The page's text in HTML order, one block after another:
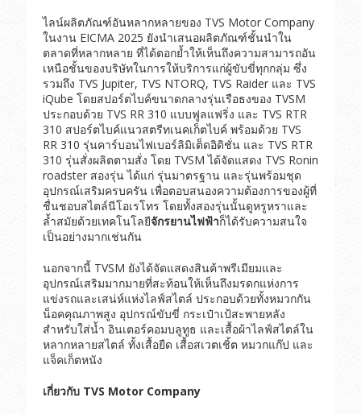
ไลน์ผลิตภัณฑ์อันหลากหลายของ TVS Motor Company
ในงาน EICMA 2025 ยังนำเสนอผลิตภัณฑ์ชั้นนำใน
ตลาดที่หลากหลาย ที่ได้ตอกย้ำให้เห็นถึงความสามารถอัน
เหนือชั้นของบริษัทในการให้บริการแก่ผู้ขับขี่ทุกกลุ่ม ซึ่ง
รวมถึง TVS Jupiter, TVS NTORQ, TVS Raider และ TVS
iQube โดยสปอร์ตไบค์ขนาดกลางรุ่นเรือธงของ TVSM
ประกอบด้วย TVS RR 310 แบบฟูลแฟริ่ง และ TVS RTR
310 สปอร์ตไบค์แนวสตรีทเนคเก็ตไบค์ พร้อมด้วย TVS
RR 310 รุ่นคาร์บอนไฟเบอร์ลิมิเต็ดอิดิชั่น และ TVS RTR
310 รุ่นสั่งผลิตตามสั่ง โดย TVSM ได้จัดแสดง TVS Ronin
roadster สองรุ่น ได้แก่ รุ่นมาตรฐาน และรุ่นพร้อมชุด
อุปกรณ์เสริมครบครัน เพื่อตอบสนองความต้องการของผู้ที่
ชื่นชอบสไตล์นีโอเรโทร โดยทั้งสองรุ่นนั้นดูหรูหราและ
ล้ำสมัยด้วยเทคโนโลยีจักรยานไฟฟ้าก็ได้รับความสนใจ
เป็นอย่างมากเช่นกัน
นอกจากนี้ TVSM ยังได้จัดแสดงสินค้าพรีเมียมและ
อุปกรณ์เสริมมากมายที่สะท้อนให้เห็นถึงมรดกแห่งการ
แข่งรถและเสน่ห์แห่งไลฟ์สไตล์ ประกอบด้วยทั้งหมวกกัน
น็อคคุณภาพสูง อุปกรณ์ขับขี่ กระเป๋าเป้สะพายหลัง
สำหรับใส่น้ำ อินเตอร์คอมบลูทูธ และเสื้อผ้าไลฟ์สไตล์ใน
หลากหลายสไตล์ ทั้งเสื้อยืด เสื้อสเวตเชิ้ต หมวกแก๊ป และ
แจ็คเก็ตหนัง
เกี่ยวกับTVS Motor Company